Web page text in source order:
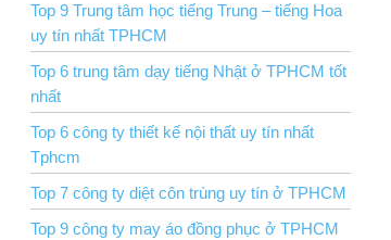
Top 9 Trung tâm học tiếng Trung – tiếng Hoa
uy tín nhất TPHCM
Top 6 trung tâm dạy tiếng Nhật ở TPHCM tốt
nhất
Top 6 công ty thiết kế nội thất uy tín nhất
Tphcm
Top 7 công ty diệt côn trùng uy tín ở TPHCM
Top 9 công ty may áo đồng phục ở TPHCM